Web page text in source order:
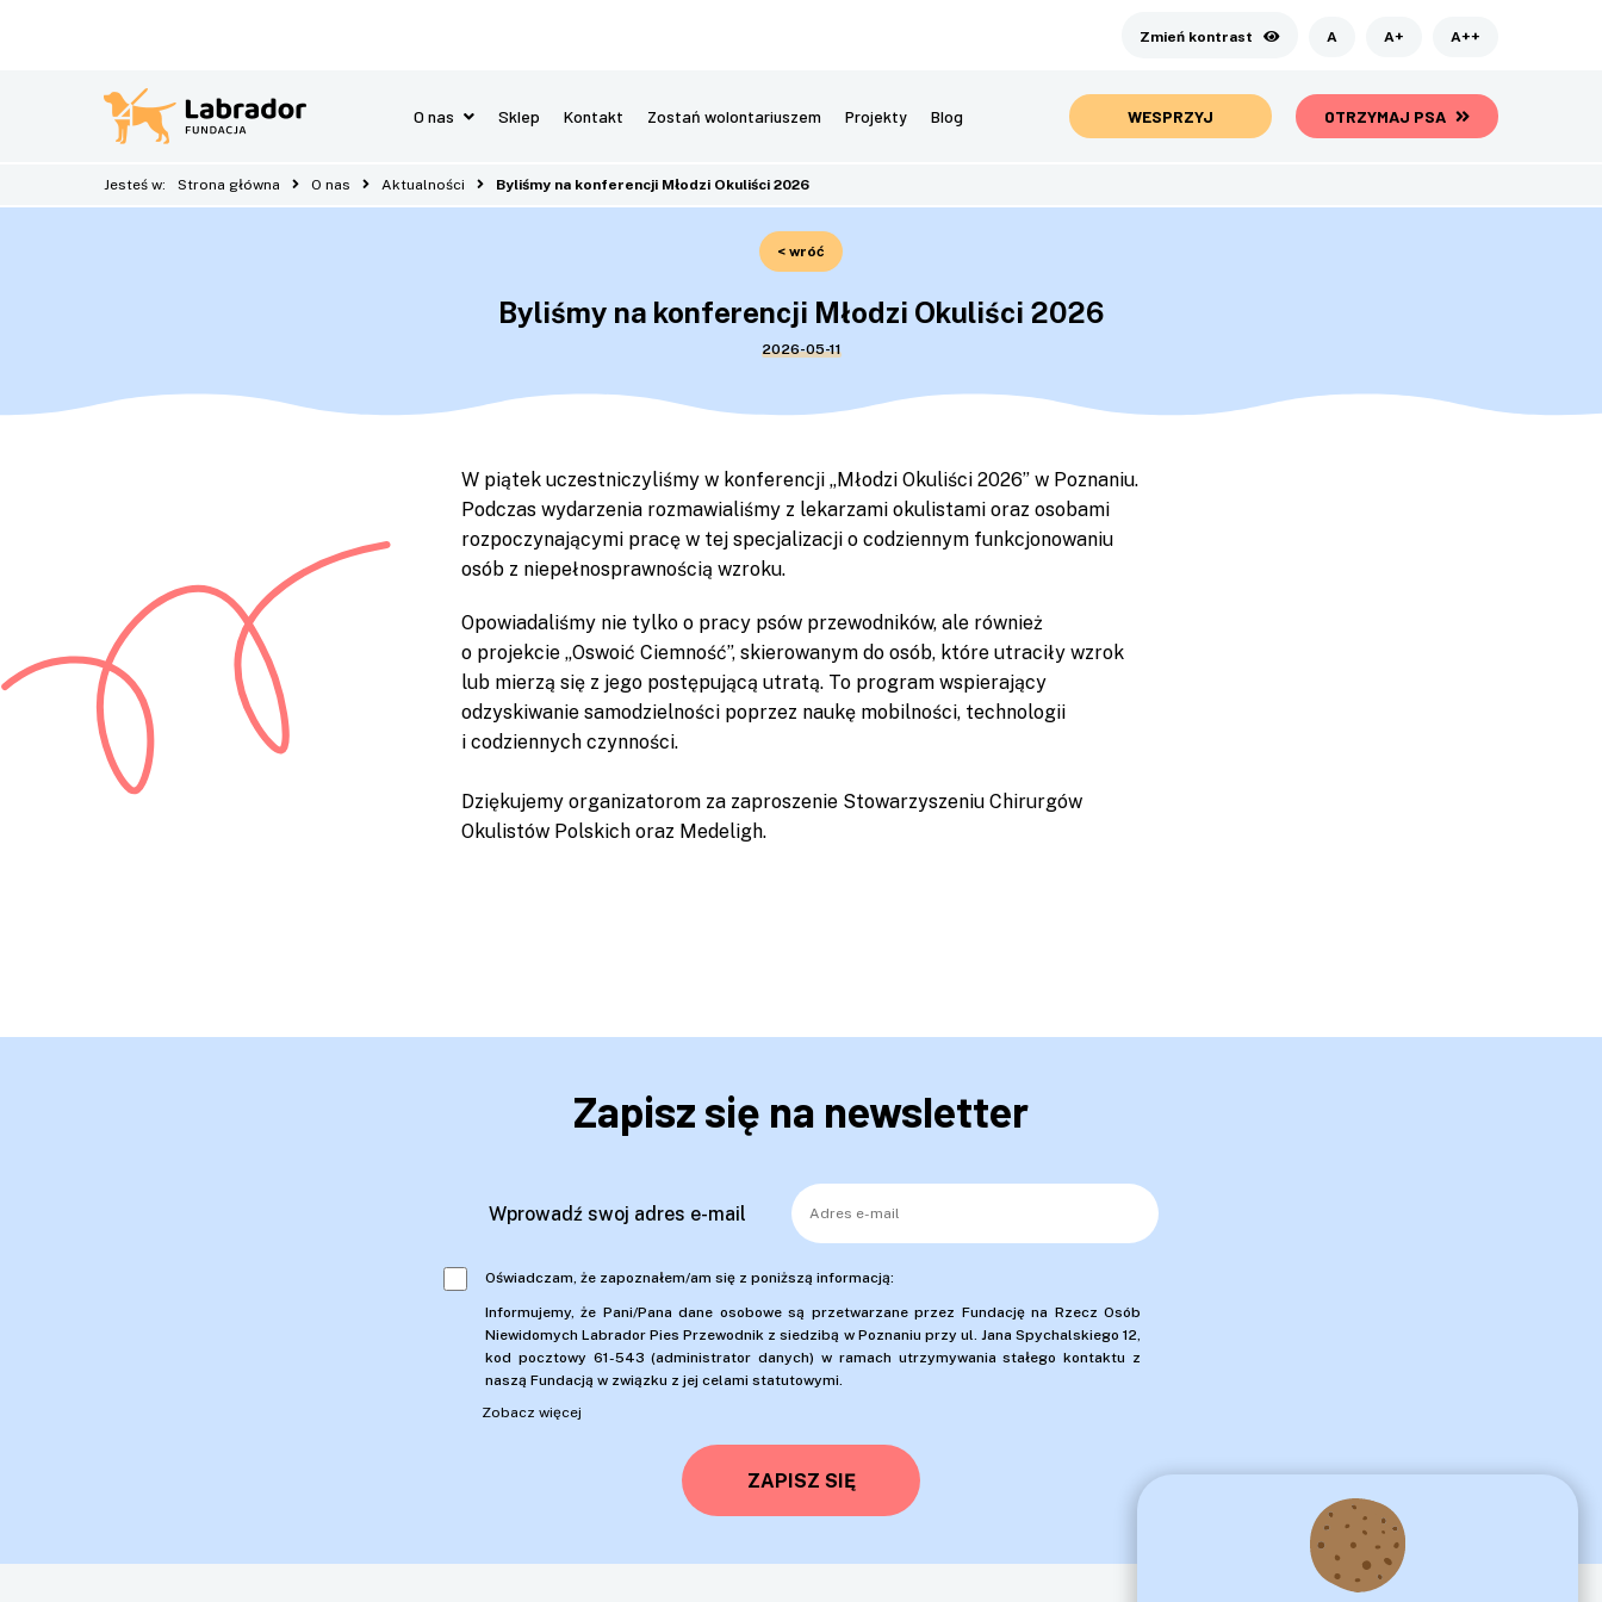
Zmień kontrast A A+ A++
O nas Sklep Kontakt Zostań wolontariuszem Projekty Blog WESPRZYJ OTRZYMAJ PSA
Jesteś w: Strona główna O nas Aktualności Byliśmy na konferencji Młodzi Okuliści 2026
< wróć
Byliśmy na konferencji Młodzi Okuliści 2026
2026-05-11
W piątek uczestniczyliśmy w konferencji „Młodzi Okuliści 2026” w Poznaniu.
Podczas wydarzenia rozmawialiśmy z lekarzami okulistami oraz osobami
rozpoczynającymi pracę w tej specjalizacji o codziennym funkcjonowaniu
osób z niepełnosprawnością wzroku.
Opowiadaliśmy nie tylko o pracy psów przewodników, ale również
o projekcie „Oswoić Ciemność”, skierowanym do osób, które utraciły wzrok
lub mierzą się z jego postępującą utratą. To program wspierający
odzyskiwanie samodzielności poprzez naukę mobilności, technologii
i codziennych czynności.
Dziękujemy organizatorom za zaproszenie Stowarzyszeniu Chirurgów
Okulistów Polskich oraz Medeligh.
Zapisz się na newsletter
Wprowadź swoj adres e-mail
Oświadczam, że zapoznałem/am się z poniższą informacją:
Informujemy, że Pani/Pana dane osobowe są przetwarzane przez Fundację na Rzecz Osób
Niewidomych Labrador Pies Przewodnik z siedzibą w Poznaniu przy ul. Jana Spychalskiego 12,
kod pocztowy 61-543 (administrator danych) w ramach utrzymywania stałego kontaktu z
naszą Fundacją w związku z jej celami statutowymi.
Zobacz więcej
ZAPISZ SIĘ